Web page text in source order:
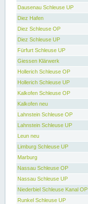
Dausenau Schleuse UP
Diez Hafen
Diez Schleuse OP
Diez Schleuse UP
Fürfurt Schleuse UP
Giessen Klärwerk
Hollerich Schleuse OP
Hollerich Schleuse UP
Kalkofen Schleuse OP
Kalkofen neu
Lahnstein Schleuse OP
Lahnstein Schleuse UP
Leun neu
Limburg Schleuse UP
Marburg
Nassau Schleuse OP
Nassau Schleuse UP
Niederbiel Schleuse Kanal OP
Runkel Schleuse UP